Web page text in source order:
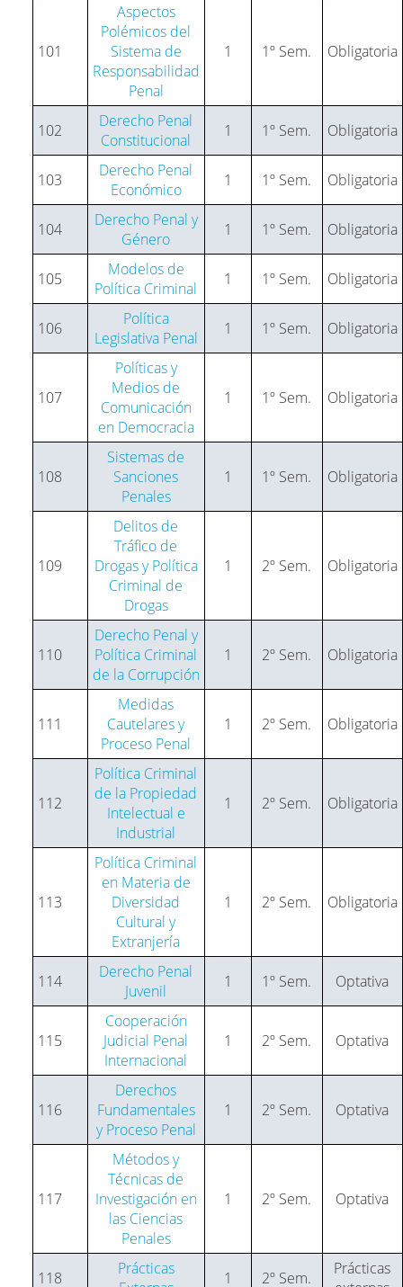
101
Aspectos
Polémicos del
Sistema de
Responsabilidad
Penal
1 1º Sem. Obligatoria
102
Derecho Penal
Constitucional
1 1º Sem. Obligatoria
103
Derecho Penal
Económico
1 1º Sem. Obligatoria
104
Derecho Penal y
Género
1 1º Sem. Obligatoria
105
Modelos de
Política Criminal
1 1º Sem. Obligatoria
106
Política
Legislativa Penal
1 1º Sem. Obligatoria
107
Políticas y
Medios de
Comunicación
en Democracia
1 1º Sem. Obligatoria
108
Sistemas de
Sanciones
Penales
1 1º Sem. Obligatoria
109
Delitos de
Tráfico de
Drogas y Política
Criminal de
Drogas
1 2º Sem. Obligatoria
110
Derecho Penal y
Política Criminal
de la Corrupción
1 2º Sem. Obligatoria
111
Medidas
Cautelares y
Proceso Penal
1 2º Sem. Obligatoria
112
Política Criminal
de la Propiedad
Intelectual e
Industrial
1 2º Sem. Obligatoria
113
Política Criminal
en Materia de
Diversidad
Cultural y
Extranjería
1 2º Sem. Obligatoria
114
Derecho Penal
Juvenil
1 1º Sem. Optativa
115
Cooperación
Judicial Penal
Internacional
1 2º Sem. Optativa
116
Derechos
Fundamentales
y Proceso Penal
1 2º Sem. Optativa
117
Métodos y
Técnicas de
Investigación en
las Ciencias
Penales
1 2º Sem. Optativa
118
Prácticas
1 2º Sem.
Prácticas